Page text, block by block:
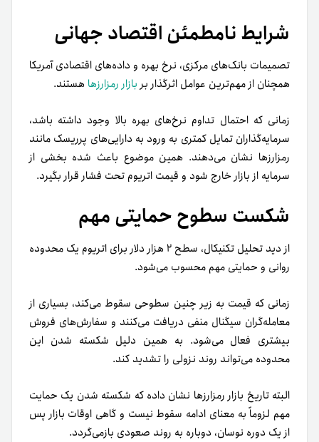
شرایط نامطمئن اقتصاد جهانی
تصمیمات بانک‌های مرکزی، نرخ بهره و داده‌های اقتصادی آمریکا
همچنان از مهم‌ترین عوامل اثرگذار بربازار رمزارزها هستند.
زمانی که احتمال تداوم نرخ‌های بهره بالا وجود داشته باشد،
سرمایه‌گذاران تمایل کمتری به ورود به دارایی‌های پرریسک مانند
رمزارزها نشان می‌دهند. همین موضوع باعث شده بخشی از
سرمایه از بازار خارج شود و قیمت اتریوم تحت فشار قرار بگیرد.
شکست سطوح حمایتی مهم
از دید تحلیل تکنیکال، سطح ۲ هزار دلار برای اتریوم یک محدوده
روانی و حمایتی مهم محسوب می‌شود.
زمانی که قیمت به زیر چنین سطوحی سقوط می‌کند، بسیاری از
معامله‌گران سیگنال منفی دریافت می‌کنند و سفارش‌های فروش
بیشتری فعال می‌شود. به همین دلیل شکسته شدن این
محدوده می‌تواند روند نزولی را تشدید کند.
البته تاریخ بازار رمزارزها نشان داده که شکسته شدن یک حمایت
مهم لزوماً به معنای ادامه سقوط نیست و گاهی اوقات بازار پس
از یک دوره نوسان، دوباره به روند صعودی بازمی‌گردد.